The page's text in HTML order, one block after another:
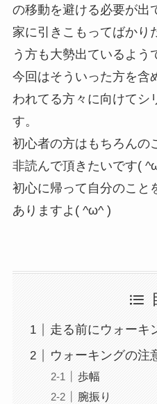
の移動を避ける必要が出
家に引きこもってばかり
う方も大勢出ているよう
今回はそういった方を含
われてる方々に向けてシ
す。
初心者の方はもちろんの
非読んで頂きたいです(
初心に帰って自分のこと
ありますよ( ^ω^ )
走る前にウォーキ
ウォーキングの注
歩幅
腕振り